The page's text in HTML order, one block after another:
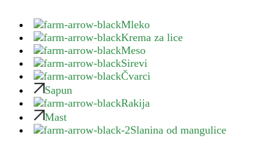
Mleko
Krema za lice
Meso
Sirevi
Čvarci
Sapun
Rakija
Mast
Slanina od mangulice